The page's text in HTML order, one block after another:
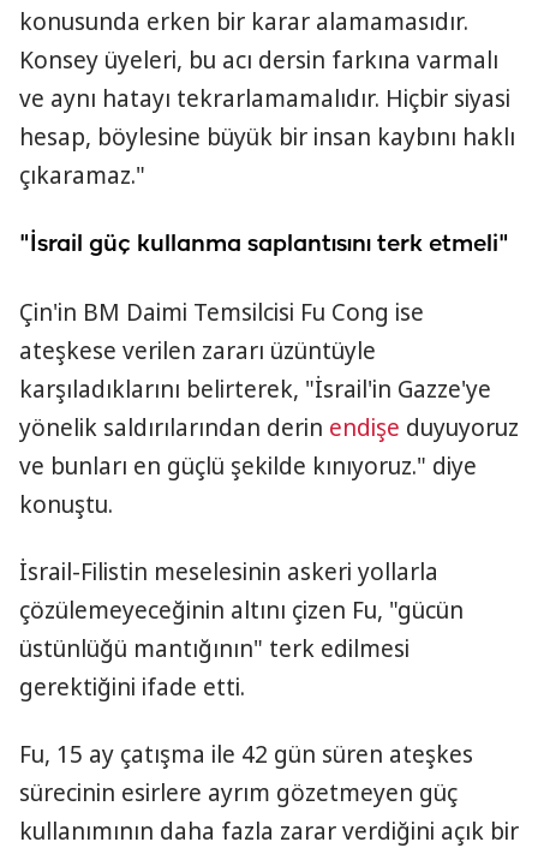
konusunda erken bir karar alamamasıdır.
Konsey üyeleri, bu acı dersin farkına varmalı
ve aynı hatayı tekrarlamamalıdır. Hiçbir siyasi
hesap, böylesine büyük bir insan kaybını haklı
çıkaramaz."
"İsrail güç kullanma saplantısını terk etmeli"
Çin'in BM Daimi Temsilcisi Fu Cong ise
ateşkese verilen zararı üzüntüyle
karşıladıklarını belirterek, "İsrail'in Gazze'ye
yönelik saldırılarından derin endişe duyuyoruz
ve bunları en güçlü şekilde kınıyoruz." diye
konuştu.
İsrail-Filistin meselesinin askeri yollarla
çözülemeyeceğinin altını çizen Fu, "gücün
üstünlüğü mantığının" terk edilmesi
gerektiğini ifade etti.
Fu, 15 ay çatışma ile 42 gün süren ateşkes
sürecinin esirlere ayrım gözetmeyen güç
kullanımının daha fazla zarar verdiğini açık bir